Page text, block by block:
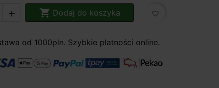
  Dodaj do koszyka favorite_border
od 1000pln. Szybkie płatności online.